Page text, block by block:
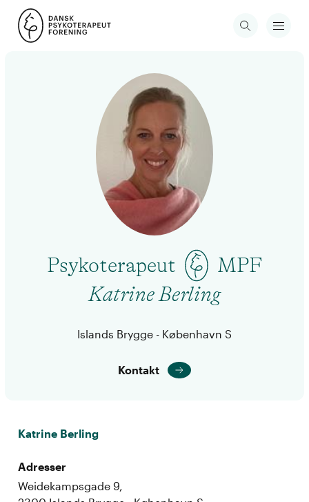
Psykoterapeut
MPF
Katrine Berling
Islands Brygge - København S
Kontakt
Katrine Berling
Adresser
Weidekampsgade 9,